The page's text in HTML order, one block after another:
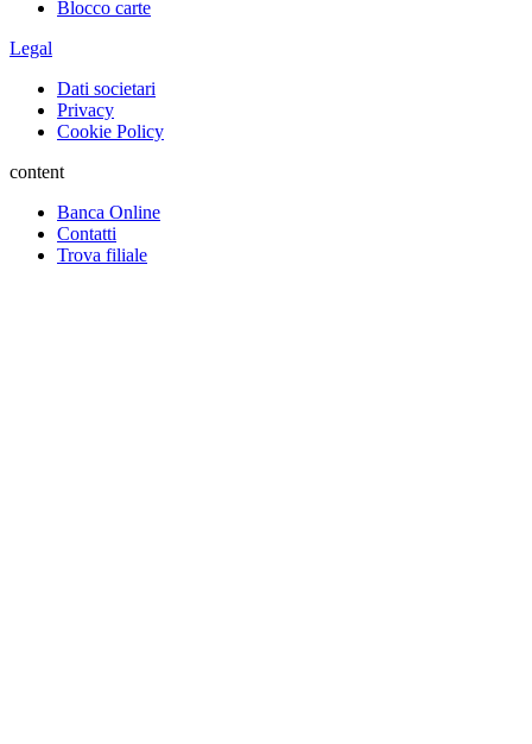
Blocco carte
Legal
Dati societari
Privacy
Cookie Policy
content
Banca Online
Contatti
Trova filiale